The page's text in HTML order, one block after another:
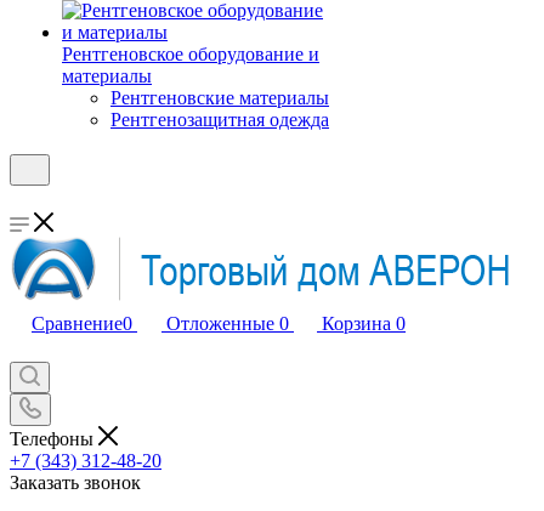
Рентгеновское оборудование и
материалы
Рентгеновские материалы
Рентгенозащитная одежда
Сравнение0 Отложенные 0 Корзина 0
Телефоны
+7 (343) 312-48-20
Заказать звонок